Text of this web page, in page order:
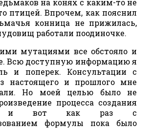
птицей. Впрочем, как пояснил
конница не прижилась,
работали поодиночке.
мутациями все обстояло и
Всю доступную информацию я
и поперек. Консультации с
настоящего и прошлого мне
Но моей целью было не
процесса создания
и вот как раз с
формулы пока было